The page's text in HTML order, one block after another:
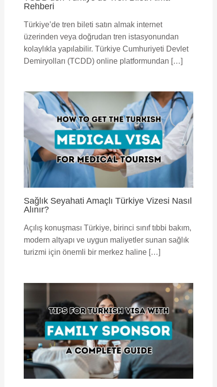
Rehberi
Türkiye’de tren bileti satın almak internet
üzerinden veya doğrudan tren istasyonundan
kolaylıkla yapılabilir. Türkiye Cumhuriyeti Devlet
Demiryolları (TCDD) online platformundan […]
Sağlık Seyahati Amaçlı Türkiye Vizesi Nasıl
Alınır?
Açılış konuşması Türkiye, birinci sınıf tıbbi bakım,
modern altyapı ve uygun maliyetler sunan sağlık
turizmi için önemli bir merkez haline […]